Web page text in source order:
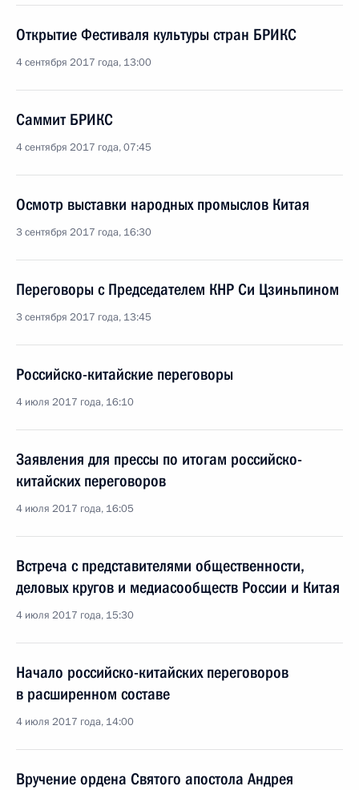
Открытие Фестиваля культуры стран БРИКС
4 сентября 2017 года, 13:00
Саммит БРИКС
4 сентября 2017 года, 07:45
Осмотр выставки народных промыслов Китая
3 сентября 2017 года, 16:30
Переговоры с Председателем КНР Си Цзиньпином
3 сентября 2017 года, 13:45
Российско-китайские переговоры
4 июля 2017 года, 16:10
Заявления для прессы по итогам российско-
китайских переговоров
4 июля 2017 года, 16:05
Встреча с представителями общественности,
деловых кругов и медиасообществ России и Китая
4 июля 2017 года, 15:30
Начало российско-китайских переговоров
в расширенном составе
4 июля 2017 года, 14:00
Вручение ордена Святого апостола Андрея